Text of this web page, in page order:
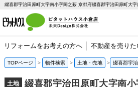
リフォームをお考えの方へ 不動産を売り
TOPページ 物件検索 土地・売地 綴喜郡宇
土地 綴喜郡宇治田原町大字南